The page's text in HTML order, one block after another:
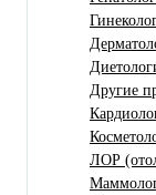
Другие
ЛОР